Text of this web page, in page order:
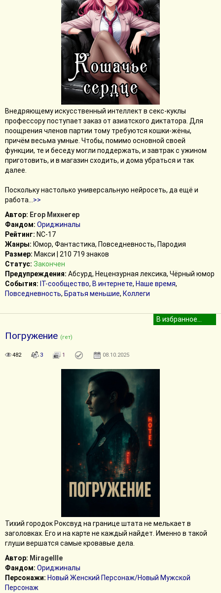
Внедряющему искусственный интеллект в секс-куклы
профессору поступает заказ от азиатского диктатора. Для
поощрения членов партии тому требуются кошки-жёны,
причём весьма умные. Чтобы, помимо основной своей
функции, те и беседу могли поддержать, и завтрак с ужином
приготовить, и в магазин сходить, и дома убраться и так
далее.
Поскольку настолько универсальную нейросеть, да ещё и
работа
>>
Автор: Егор Михнегер
Фандом: Ориджиналы
Рейтинг: NC-17
Жанры: Юмор, Фантастика, Повседневность, Пародия
Размер: Макси | 210 719 знаков
Статус: Закончен
Предупреждения: Абсурд, Нецензурная лексика, Чёрный юмор
События: IT-сообщество, В интернете, Наше время,
Повседневность, Братья меньшие, Коллеги
Погружение (гет)
482 3 1 08.10.2025
Тихий городок Роксвуд на границе штата не мелькает в
заголовках. Его и на карте не каждый найдет. Именно в такой
глуши вершатся самые кровавые дела.
Автор: MirageIIIe
Фандом: Ориджиналы
Персонажи: Новый Женский Персонаж/Новый Мужской
Персонаж